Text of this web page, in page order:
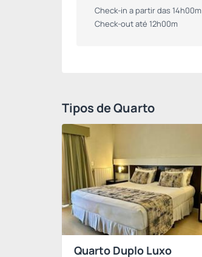
Check-in a partir das 14h00m
Check-out até 12h00m
Tipos de Quarto
Quarto Duplo Luxo